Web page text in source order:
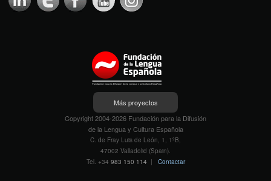
Más proyectos
Copyright 2004-2026 Fundación para la Difusión
de la Lengua y Cultura Española
C. de Fray Luis de León, 1, 1ºB,
47002 Valladolid (Spain).
Tel. +34 983 150 114 | Contactar